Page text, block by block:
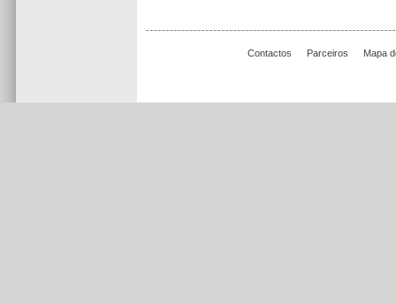
Contactos Parceiros Mapa